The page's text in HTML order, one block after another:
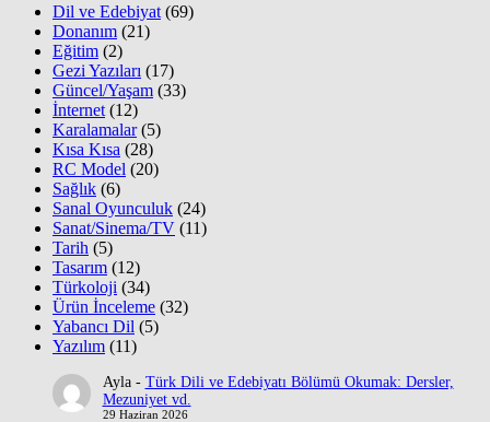
Dil ve Edebiyat (69)
Donanım (21)
Eğitim (2)
Gezi Yazıları (17)
Güncel/Yaşam (33)
İnternet (12)
Karalamalar(5)
Kısa Kısa (28)
RC Model (20)
Sağlık (6)
Sanal Oyunculuk (24)
Sanat/Sinema/TV (11)
Tarih (5)
Tasarım (12)
Türkoloji (34)
Ürün İnceleme (32)
Yabancı Dil (5)
Yazılım (11)
Ayla- Türk Dili ve Edebiyatı Bölümü Okumak: Dersler,
Mezuniyet vd.
29 Haziran 2026